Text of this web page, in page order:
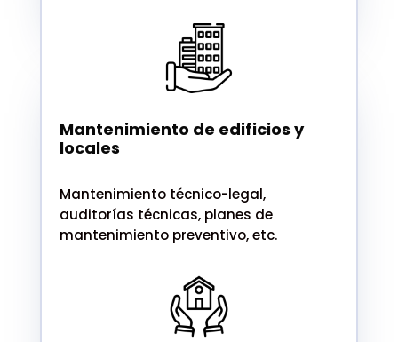
Mantenimiento de edificios y
locales
Mantenimiento técnico-legal,
auditorías técnicas, planes de
mantenimiento preventivo, etc.